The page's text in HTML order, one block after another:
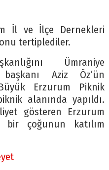
İl ve İlçe Dernekleri
tertiplediler.
Ümraniye
Aziz Öz’ün
Erzurum Piknik
alanında yapıldı.
gösteren Erzurum
bir çoğunun katılım